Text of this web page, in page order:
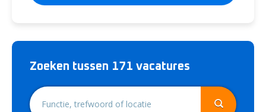
Zoeken tussen 171 vacatures